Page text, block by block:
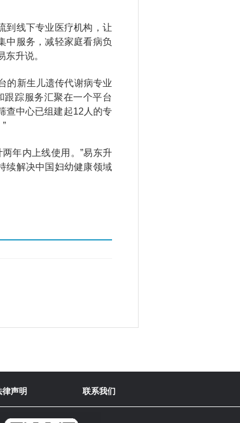
到线下专业医疗机构，让
中服务，减轻家庭看病负
升说。
的新生儿遗传代谢病专业
踪服务汇聚在一个平台
查中心已组建起12人的专
年内上线使用。”易东升
续解决中国妇幼健康领域
律声明 联系我们